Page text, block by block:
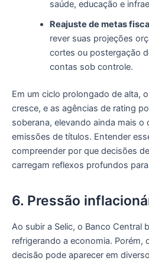
saúde, educação e
Reajuste de metas
rever suas projeções
cortes ou postergação
contas sob controle.
Em um ciclo prolongado de alta,
cresce, e as agências de rating
soberana, elevando ainda mais
emissões de títulos. Entender
compreender por que decisões
carregam reflexos profundos
6. Pressão
Ao subir a Selic, o Banco Central
refrigerando a economia. Porém,
decisão pode aparecer em